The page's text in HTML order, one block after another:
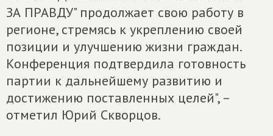
ЗА ПРАВДУ" продолжает свою работу в
регионе, стремясь к укреплению своей
позиции и улучшению жизни граждан.
Конференция подтвердила готовность
партии к дальнейшему развитию и
достижению поставленных целей", –
отметил Юрий Скворцов.